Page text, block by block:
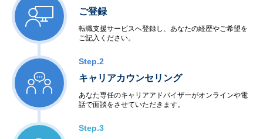
ご登録
転職支援サービスへ登録し、あなたの経歴やご希望を
ご記入ください。
Step.2
キャリアカウンセリング
あなた専任のキャリアアドバイザーがオンラインや電
話で面談をさせていただきます。
Step.3